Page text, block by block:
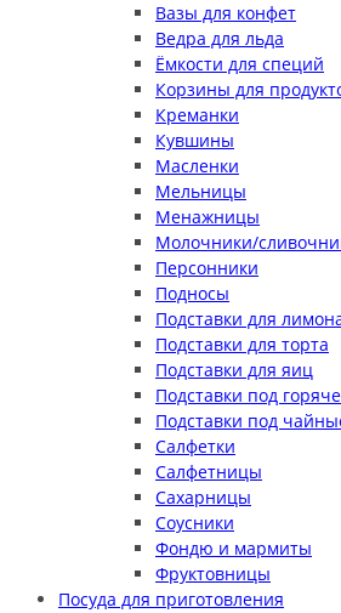
Вазы для конфет
Ведра для льда
Ёмкости для специй
Корзины для
Креманки
Кувшины
Масленки
Мельницы
Менажницы
Молочники/
Персонники
Подносы
Подставки для
Подставки для торта
Подставки для яиц
Подставки под
Подставки под
Салфетки
Салфетницы
Сахарницы
Соусники
Фондю и мармиты
Фруктовницы
Посуда для приготовления